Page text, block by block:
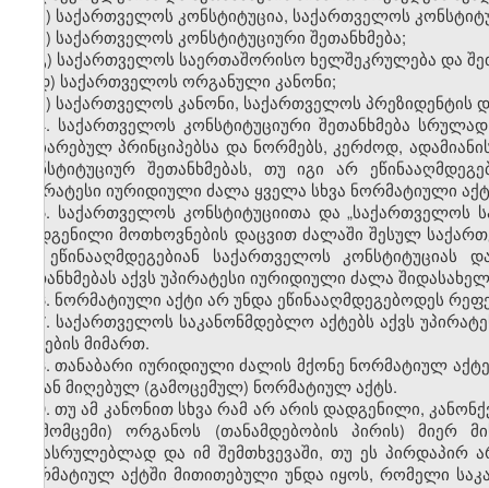
ა) საქართველოს კონსტიტუცია, საქართველოს
ბ) საქართველოს კონსტიტუციური შეთანხმება;
გ) საქართველოს საერთაშორისო ხელშეკრულება და
დ) საქართველოს ორგანული კანონი;
ე) საქართველოს კანონი, საქართველოს
4. საქართველოს კონსტიტუციური შეთანხმება
აღიარებულ პრინციპებსა და ნორმებს, კერძოდ,
კონსტიტუციურ შეთანხმებას, თუ იგი არ
უპირატესი იურიდიული ძალა ყველა სხვა ნორმატიული
5. საქართველოს კონსტიტუციითა და „საქართველოს
დადგენილი მოთხოვნების დაცვით ძალაში შესულ
არ ეწინააღმდეგებიან საქართველოს
შეთანხმებას აქვს უპირატესი იურიდიული ძალა
6. ნორმატიული აქტი არ უნდა ეწინააღმდეგებოდეს
7. საქართველოს საკანონმდებლო აქტებს აქვს
აქტების მიმართ.
8. თანაბარი იურიდიული ძალის მქონე ნორმატიულ
გვიან მიღებულ (გამოცემულ) ნორმატიულ აქტს.
9. თუ ამ კანონით სხვა რამ არ არის დადგენილი,
(გამომცემი) ორგანოს (თანამდებობის პირის)
შესასრულებლად და იმ შემთხვევაში, თუ ეს პირდაპირ
ნორმატიულ აქტში მითითებული უნდა იყოს, რომელი